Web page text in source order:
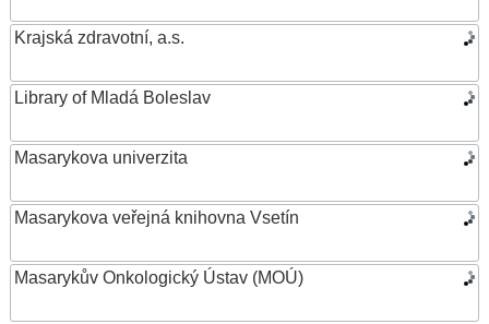
Krajská zdravotní, a.s.
Library of Mladá Boleslav
Masarykova univerzita
Masarykova veřejná knihovna Vsetín
Masarykův Onkologický Ústav (MOÚ)